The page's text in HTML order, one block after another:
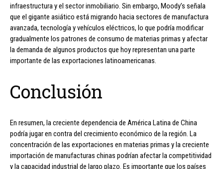
infraestructura y el sector inmobiliario. Sin embargo, Moody’s señala
que el gigante asiático está migrando hacia sectores de manufactura
avanzada, tecnología y vehículos eléctricos, lo que podría modificar
gradualmente los patrones de consumo de materias primas y afectar
la demanda de algunos productos que hoy representan una parte
importante de las exportaciones latinoamericanas.
Conclusión
En resumen, la creciente dependencia de América Latina de China
podría jugar en contra del crecimiento económico de la región. La
concentración de las exportaciones en materias primas y la creciente
importación de manufacturas chinas podrían afectar la competitividad
y la capacidad industrial de largo plazo. Es importante que los países